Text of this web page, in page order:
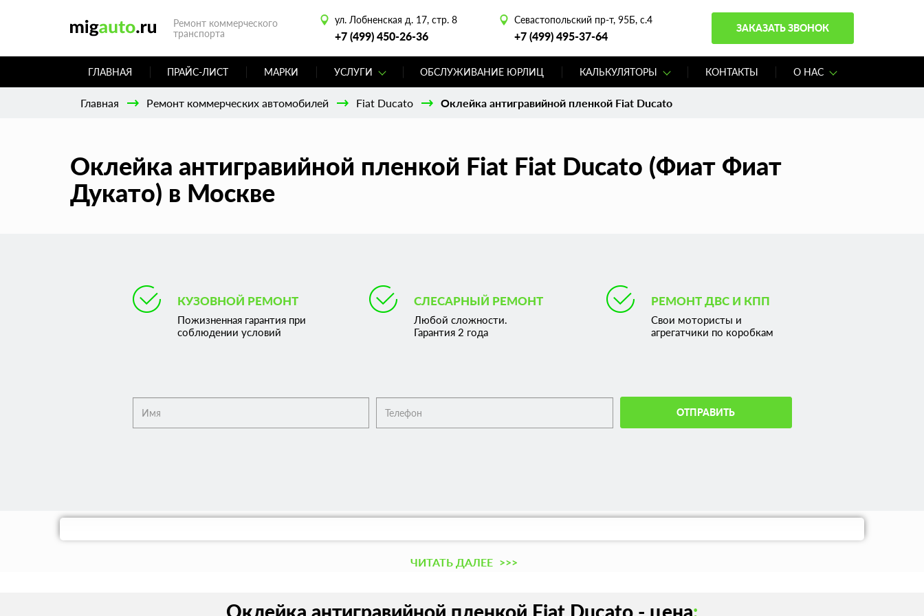
Ремонт коммерческого
транспорта
ул. Лобненская д. 17, стр. 8
+7 (499) 450-26-36
Севастопольский пр-т, 95Б, с.4
+7 (499) 495-37-64
ЗАКАЗАТЬ ЗВОНОК
ГЛАВНАЯ ПРАЙС-ЛИСТ МАРКИ УСЛУГИ ОБСЛУЖИВАНИЕ ЮРЛИЦ КАЛЬКУЛЯТОРЫ КОНТАКТЫ О НАС
Главная Ремонт коммерческих автомобилей Fiat Ducato Оклейка антигравийной пленкой Fiat Ducato
Оклейка антигравийной пленкой Fiat Fiat Ducato (Фиат Фиат
Дукато) в Москве
КУЗОВНОЙ РЕМОНТ
Пожизненная гарантия при
соблюдении условий
СЛЕСАРНЫЙ РЕМОНТ
Любой сложности.
Гарантия 2 года
РЕМОНТ ДВС И КПП
Свои мотористы и
агрегатчики по коробкам
ОТПРАВИТЬ
ЧИТАТЬ ДАЛЕЕ >>>